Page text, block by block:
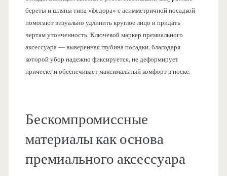
береты и шляпы типа «федора» с асимметричной посадкой
помогают визуально удлинить круглое лицо и придать
чертам утонченность. Ключевой маркер премиального
аксессуара — выверенная глубина посадки, благодаря
которой убор надежно фиксируется, не деформирует
прическу и обеспечивает максимальный комфорт в носке.
Бескомпромиссные
материалы как основа
премиального аксессуара